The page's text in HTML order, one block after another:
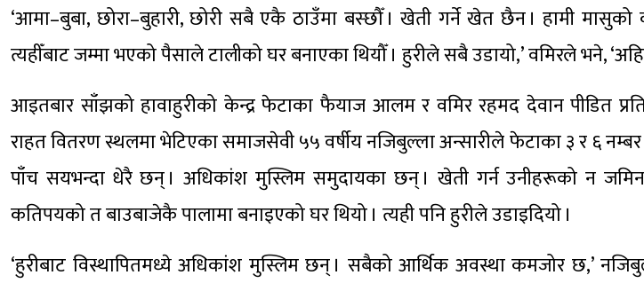
‘आमा–बुबा, छोरा–बुहारी, छोरी सबै एकै ठाउँमा बस्छौँ । खेती गर्ने खेत छैन । हामी
त्यहीँबाट जम्मा भएको पैसाले टालीको घर बनाएका थियौँ । हुरीले सबै उडायो,’ वमिरले भने,
आइतबार साँझको हावाहुरीको केन्द्र फेटाका फैयाज आलम र वमिर रहमद देवान पीडित
राहत वितरण स्थलमा भेटिएका समाजसेवी ५५ वर्षीय नजिबुल्ला अन्सारीले फेटाका ३ र ६
पाँच सयभन्दा धेरै छन् । अधिकांश मुस्लिम समुदायका छन् । खेती गर्न उनीहरूको न
कतिपयको त बाउबाजेकै पालामा बनाइएको घर थियो । त्यही पनि हुरीले उडाइदियो ।
‘हुरीबाट विस्थापितमध्ये अधिकांश मुस्लिम छन् । सबैको आर्थिक अवस्था कमजोर छ,’